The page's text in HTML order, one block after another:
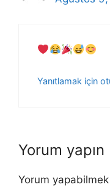
Yanıtlamak için
Yorum yapın
Yorum